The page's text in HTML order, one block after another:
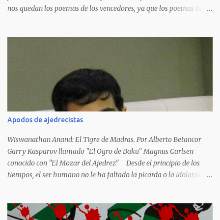
nos quedan los poemas de los vencedores, ya que los poemas de
acariciaron la causa nacional socialista, sus nombres con sus
Apodos de ajedrecistas
Wiswanathan Anand: El Tigre de Madras. Por Alberto Betancor
Garry Kasparov llamado "El Ogro de Baku" Magnus Carlsen
conocido con "El Mozar del Ajedrez" Desde el principio de los
tiempos, el ser humano no le ha faltado la picarda o la idolatría
hemos tenido una serie de apodos para las estrellas del ajedrez, en